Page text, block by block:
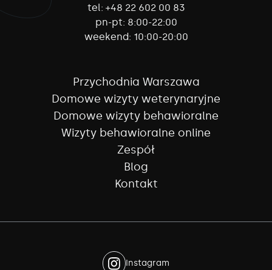
tel: +48 22 602 00 83
pn-pt: 8:00-22:00
weekend: 10:00-20:00
Przychodnia Warszawa
Domowe wizyty weterynaryjne
Domowe wizyty behawioralne
Wizyty behawioralne online
Zespół
Blog
Kontakt
Instagram